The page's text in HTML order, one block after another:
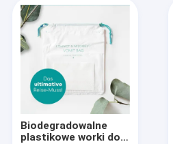
Biodegradowalne
plastikowe worki do